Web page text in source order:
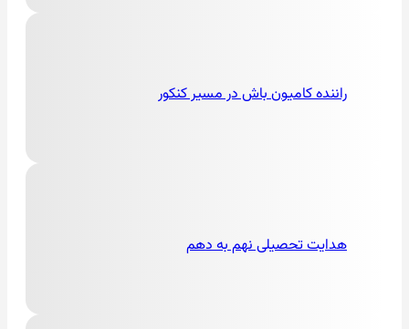
راننده کامیون باش در مسیر کنکور
هدایت تحصیلی نهم به دهم